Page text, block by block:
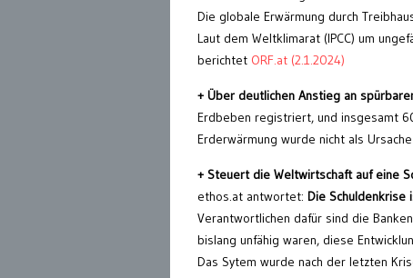
Die globale Erwärmung durch
Laut dem Weltklimarat (IPCC) um
berichtet ORF.at (2.1.2024)
+ Über deutlichen Anstieg an
Erdbeben registriert, und insgesamt
Erderwärmung wurde nicht als
+ Steuert die Weltwirtschaft auf eine
ethos.at antwortet: Die Schuldenkrise
Verantwortlichen dafür sind die
bislang unfähig waren, diese
Das Sytem wurde nach der letzten